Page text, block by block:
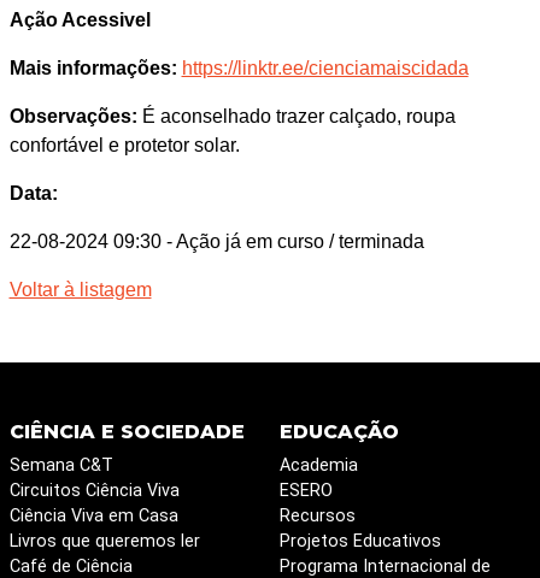
Ação Acessivel
Mais informações: https://linktr.ee/cienciamaiscidada
Observações: É aconselhado trazer calçado, roupa
confortável e protetor solar.
Data:
22-08-2024 09:30 - Ação já em curso / terminada
Voltar à listagem
CIÊNCIA E SOCIEDADE
Semana C&T
Circuitos Ciência Viva
Ciência Viva em Casa
Livros que queremos ler
Café de Ciência
EDUCAÇÃO
Academia
ESERO
Recursos
Projetos Educativos
Programa Internacional de